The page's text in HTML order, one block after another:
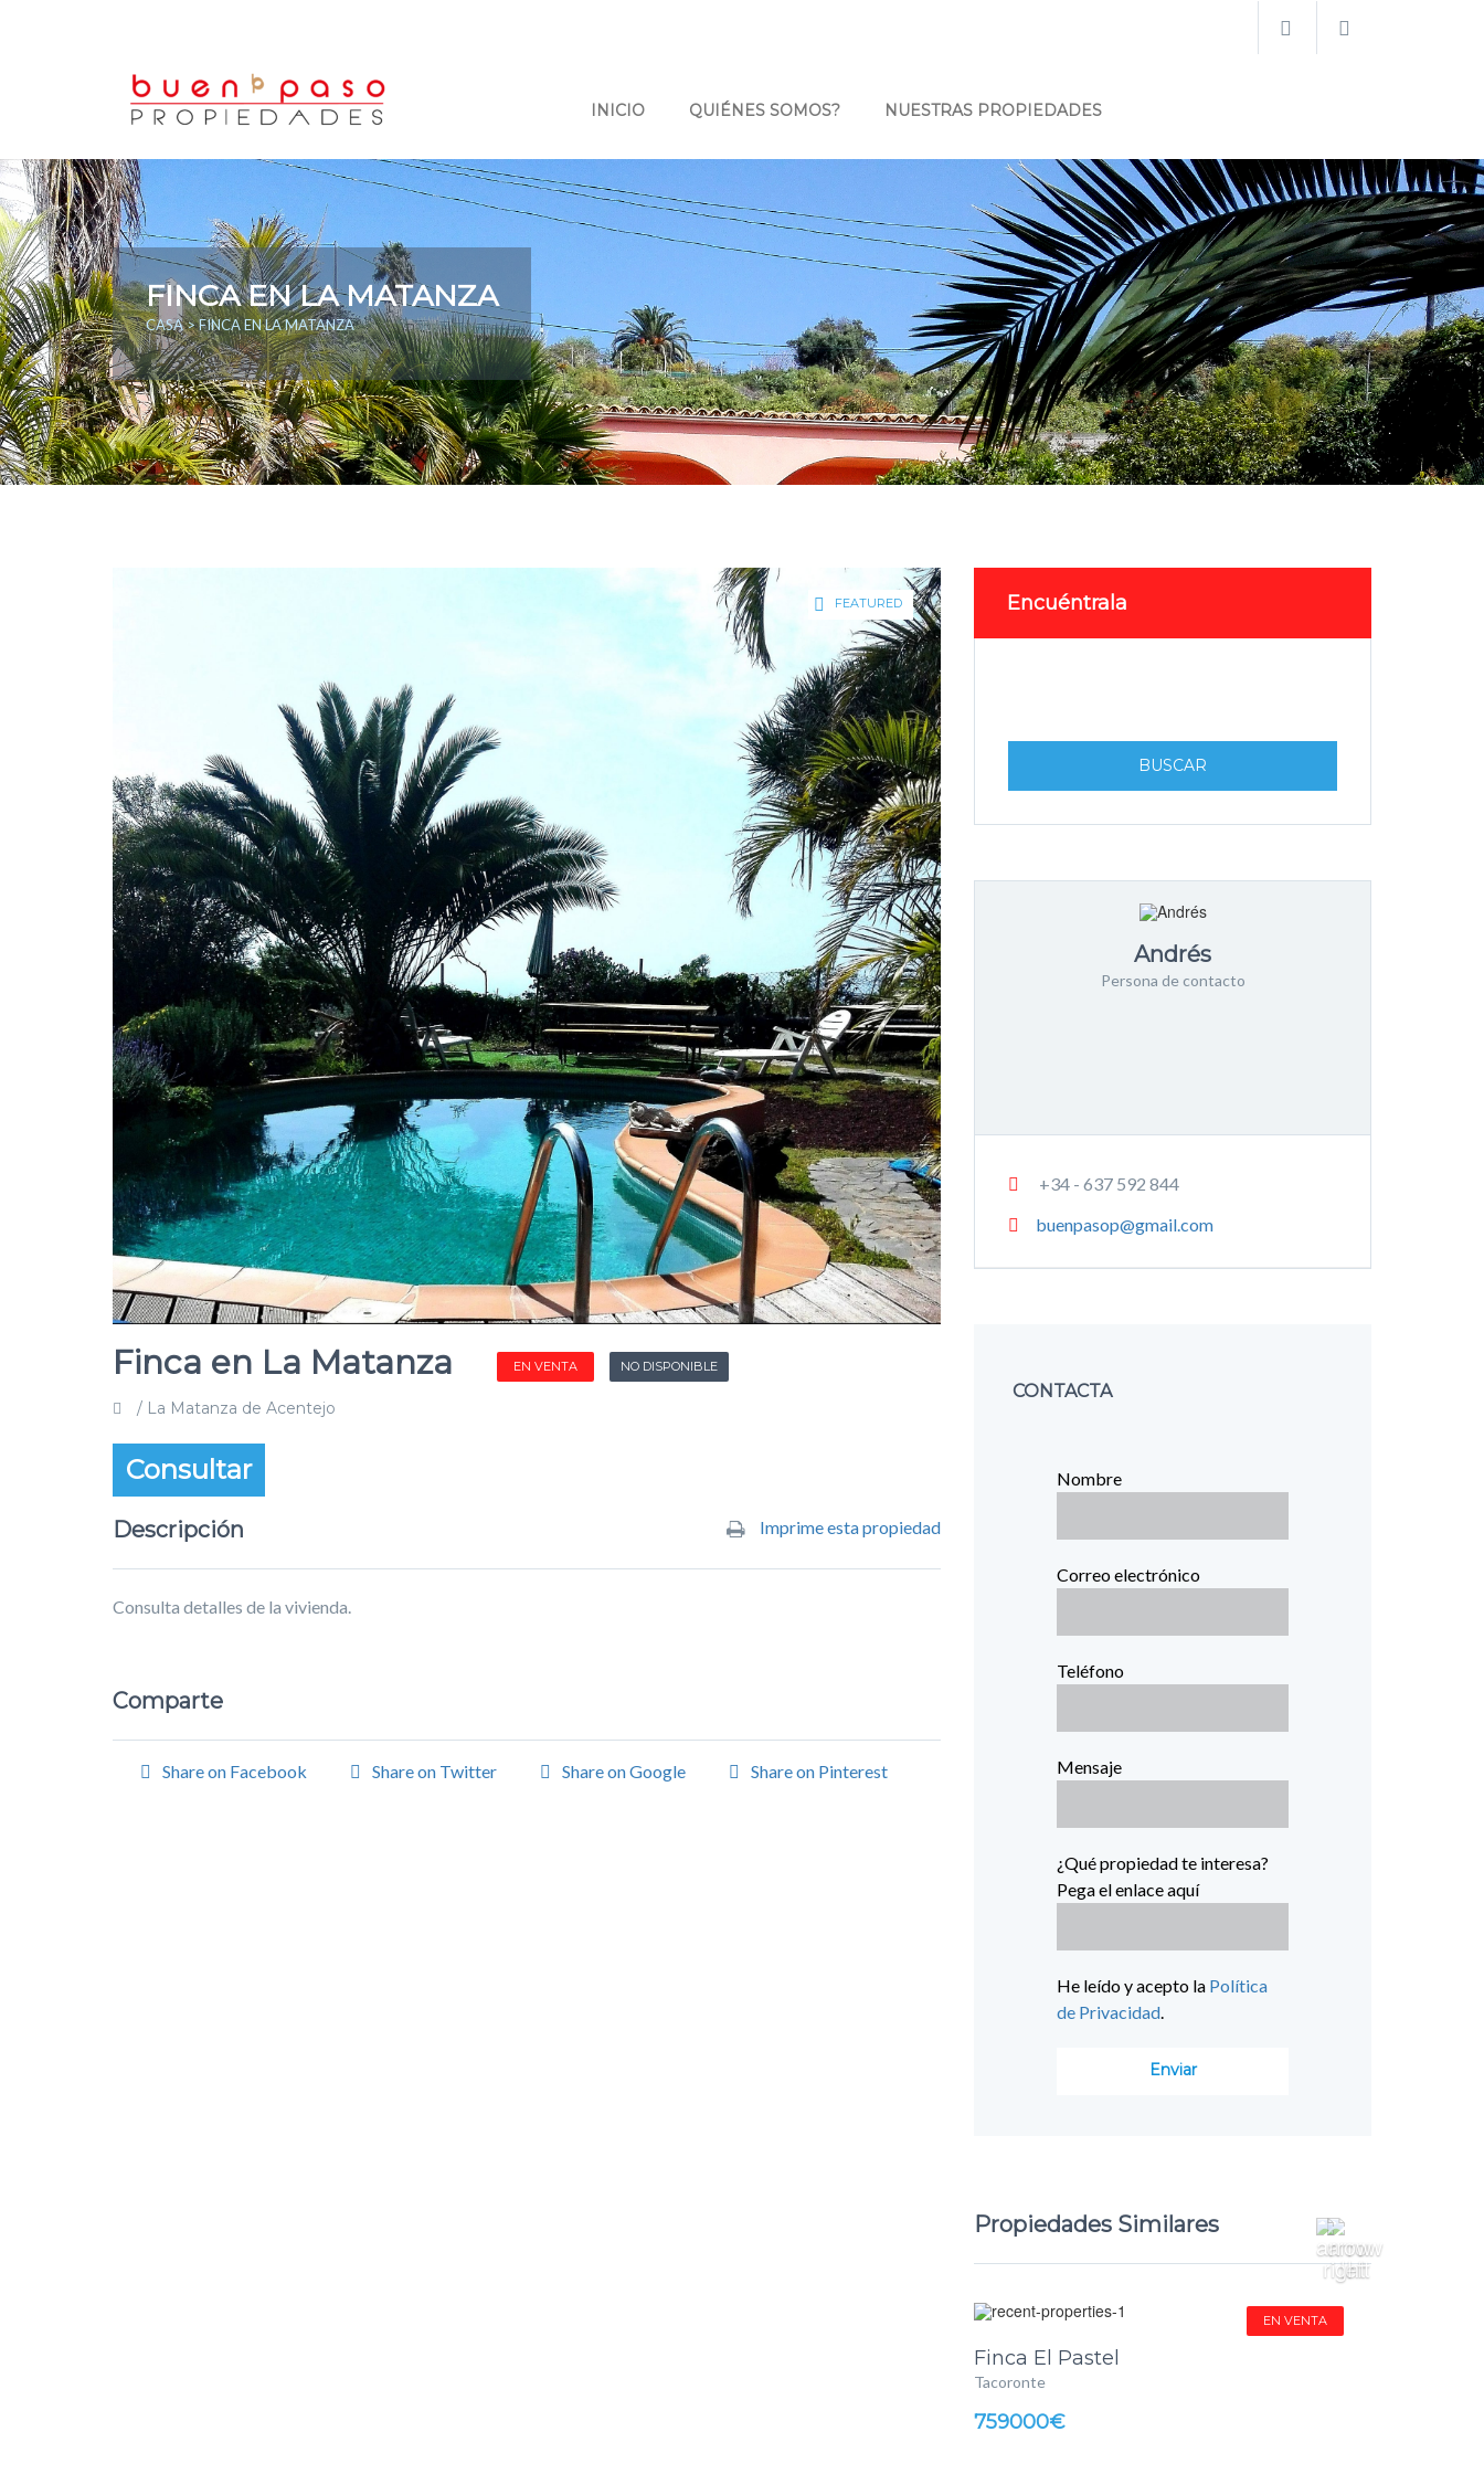
INICIO QUIÉNES SOMOS? NUESTRAS PROPIEDADES
FINCA EN LA MATANZA
CASA> FINCA EN LA MATANZA
FEATURED
Finca en La Matanza EN VENTA NO DISPONIBLE
/ La Matanza de Acentejo
Consultar
Descripción Imprime esta propiedad
Consulta detalles de la vivienda.
Comparte
Share on Facebook Share on Twitter Share on Google Share on Pinterest
Encuéntrala
BUSCAR
Andrés
Persona de contacto
+34 - 637 592 844
buenpasop@gmail.com
CONTACTA
Nombre
Correo electrónico
Teléfono
Mensaje
¿Qué propiedad te interesa?
Pega el enlace aquí
He leído y acepto la Política
de Privacidad.
Propiedades Similares
EN VENTA
Finca El Pastel
Tacoronte
759000€